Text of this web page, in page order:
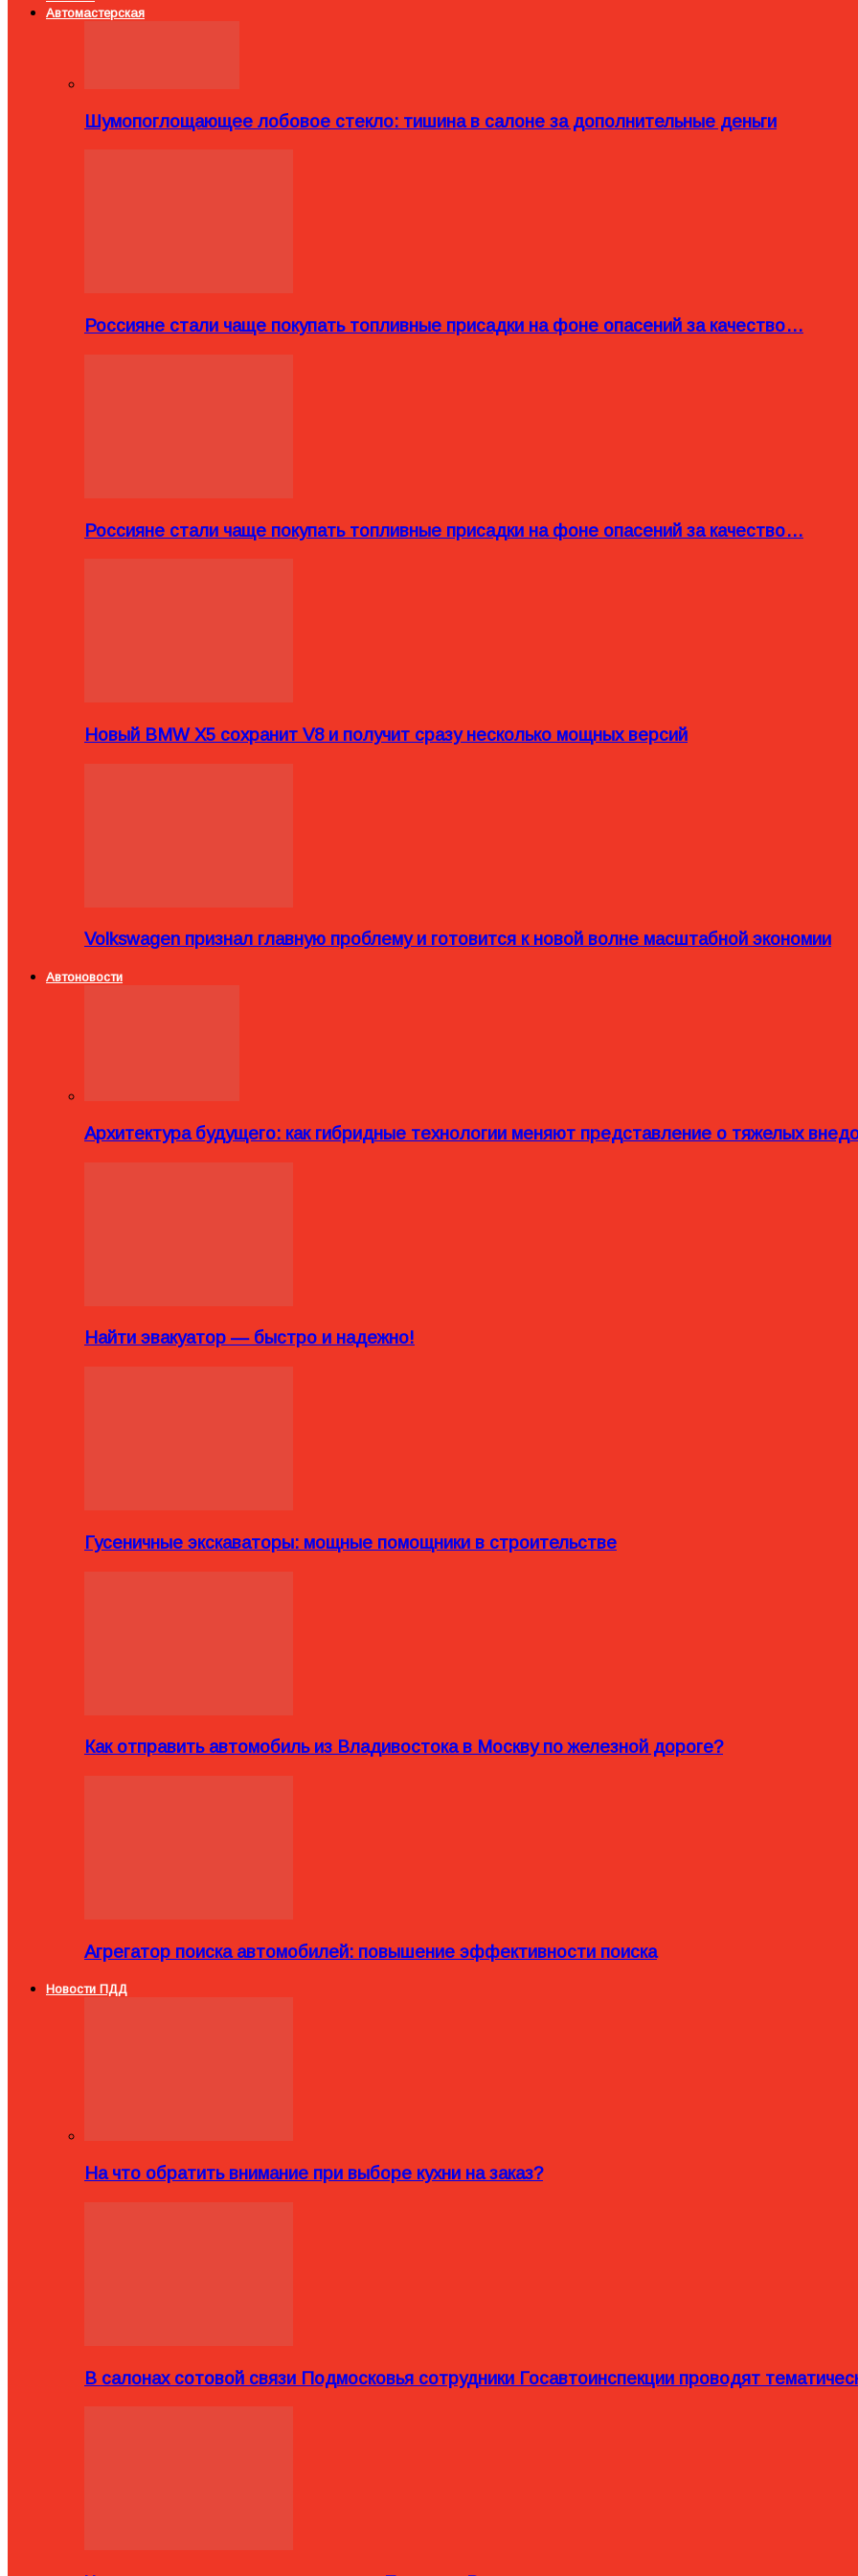
Автомастерская
Шумопоглощающее лобовое стекло: тишина в салоне за дополнительные деньги
Россияне стали чаще покупать топливные присадки на фоне опасений за качество…
Россияне стали чаще покупать топливные присадки на фоне опасений за качество…
Новый BMW X5 сохранит V8 и получит сразу несколько мощных версий
Volkswagen признал главную проблему и готовится к новой волне масштабной экономии
Автоновости
Архитектура будущего: как гибридные технологии меняют представление о тяжелых
Найти эвакуатор — быстро и надежно!
Гусеничные экскаваторы: мощные помощники в строительстве
Как отправить автомобиль из Владивостока в Москву по железной дороге?
Агрегатор поиска автомобилей: повышение эффективности поиска
Новости ПДД
На что обратить внимание при выборе кухни на заказ?
В салонах сотовой связи Подмосковья сотрудники Госавтоинспекции проводят